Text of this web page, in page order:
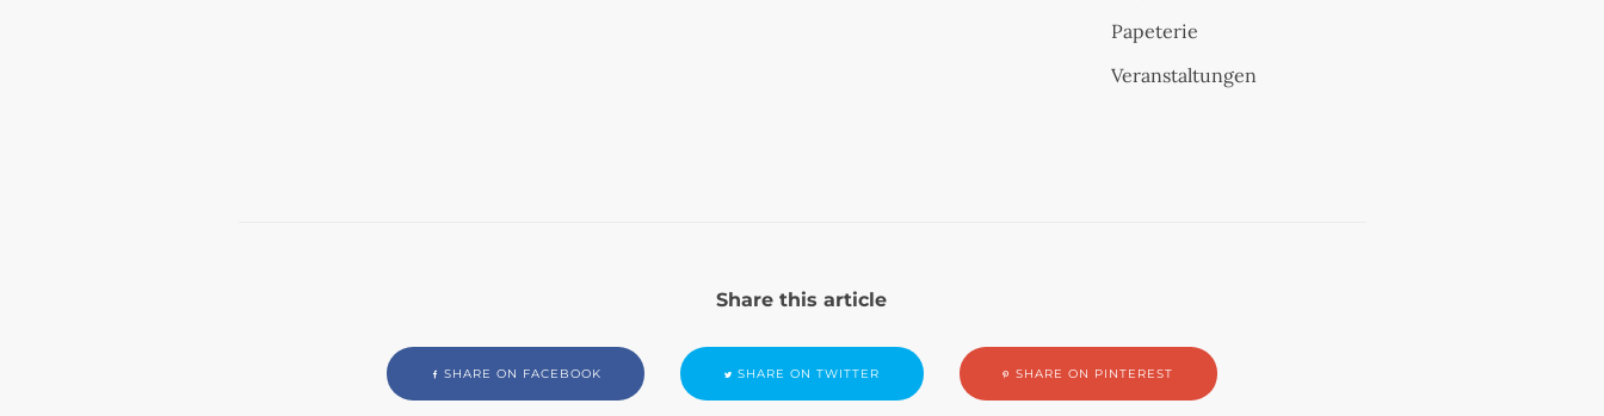
Papeterie
Veranstaltungen
Share this article
SHARE ON FACEBOOK SHARE ON TWITTER SHARE ON PINTEREST